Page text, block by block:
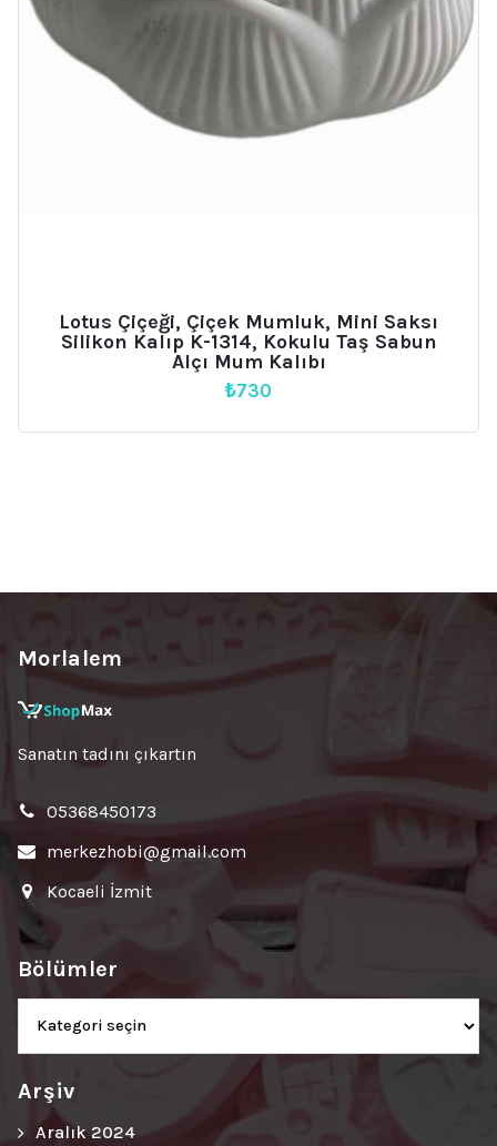
Lotus Çiçeği, Çiçek Mumluk, Mini Saksı
Silikon Kalıp K-1314, Kokulu Taş Sabun
Alçı Mum Kalıbı
₺730
Morlalem
Sanatın tadını çıkartın
05368450173
merkezhobi@gmail.com
Kocaeli İzmit
Bölümler
Bölümler
Arşiv
Aralık 2024